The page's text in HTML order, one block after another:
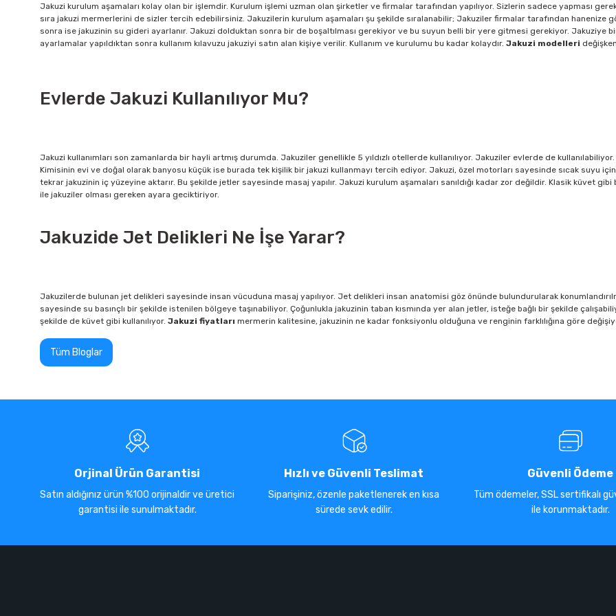
Jakuzi kurulum aşamaları kolay olan bir işlemdir. Kurulum işlemi uzman olan şirketler ve firmalar tarafından yapılıyor. Sizlerin sadece yapması
sıra jakuzi mermerlerini de sizler tercih edebilirsiniz. Jakuzilerin kurulum aşamaları şu şekilde sıralanabilir; Jakuziler firmalar tarafından hanenize
sonra ise jakuzinin su gideri ayarlanır. Jakuzi dolduktan sonra bir de boşaltılması gerekiyor ve bu suyun belli bir yere gitmesi gerekiyor. Jakuziye bir
ayarlamalar yapıldıktan sonra kullanım kılavuzu jakuziyi satın alan kişiye verilir. Kullanım ve kurulumu bu kadar kolaydır. Jakuzi modelleri
Evlerde Jakuzi Kullanılıyor Mu?
Jakuzi kullanımları son zamanlarda bir hayli artmış durumda. Jakuziler genellikle 5 yıldızlı otellerde kullanılıyor. Jakuziler evlerde de kullanılabiliyor.
Kimisinin evi ve doğal olarak banyosu küçük ise burada tek kişilik bir jakuzi kullanmayı tercih ediyor. Jakuzi, özel motorları sayesinde sıcak suyu
tekrar jakuzinin iç yüzeyine aktarır. Bu şekilde jetler sayesinde masaj yapılır. Jakuzi kurulum aşamaları sanıldığı kadar zor değildir. Klasik küvet gibi
ile jakuziler olması gereken ayara geciktiriyor.
Jakuzide Jet Delikleri Ne İşe Yarar?
Jakuzilerde bulunan jet delikleri sayesinde insan vücuduna masaj yapılıyor. Jet delikleri insan anatomisi göz önünde bulundurularak
sayesinde su basınçlı bir şekilde istenilen bölgeye taşınabiliyor. Çoğunlukla jakuzinin taban kısmında yer alan jetler, isteğe bağlı bir şekilde
şekilde de küvet gibi kullanılıyor. Jakuzi fiyatları mermerin kalitesine, jakuzinin ne kadar fonksiyonlu olduğuna ve renginin farklılığına göre
Tüm Bloglar
Orjinal Ürün Garantisi
Satın aldığınız ürün %100 orijinaldir ve üretici
garantisi ile sunulmaktadır.
Hızlı ve Güvenli Teslimat
Siparişiniz, özenle paketlenerek en kısa
sürede sevk edilir.
Güvenli Ödeme
Tüm ödemeler, SSL sertifikalı
ile korunmaktadır.